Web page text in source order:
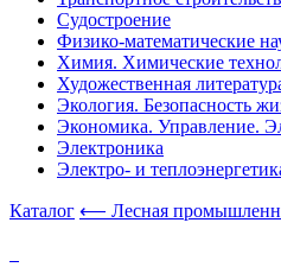
Судостроение
Физико-математические
Химия. Химические
Художественная
Экология. Безопасность
Экономика. Управление.
Электроника
Электро- и
Каталог ⟵ Лесная